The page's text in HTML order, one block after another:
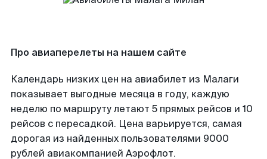
Про авиаперелеты на нашем сайте
Календарь низких цен на авиабилет из Малаги
показывает выгодные месяца в году, каждую
неделю по маршруту летают 5 прямых рейсов и 10
рейсов с пересадкой. Цена варьируется, самая
дорогая из найденных пользователями 9000
рублей авиакомпанией Аэрофлот.